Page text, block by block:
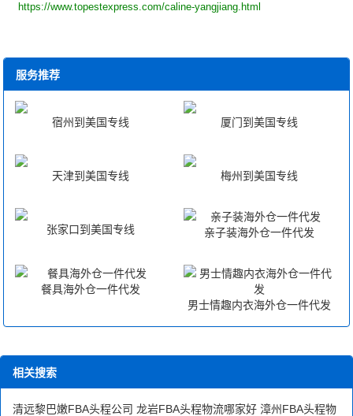
https://www.topestexpress.com/caline-yangjiang.html
服务推荐
宿州到美国专线 厦门到美国专线
天津到美国专线 梅州到美国专线
张家口到美国专线 亲子装海外仓一件代发
餐具海外仓一件代发
男士情趣内衣海外仓一件代发
相关搜索
清远黎巴嫩FBA头程公司 龙岩FBA头程物流哪家好 漳州FBA头程物